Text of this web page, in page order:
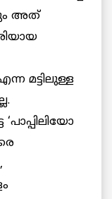
അത്
മട്ടിലുള്ള